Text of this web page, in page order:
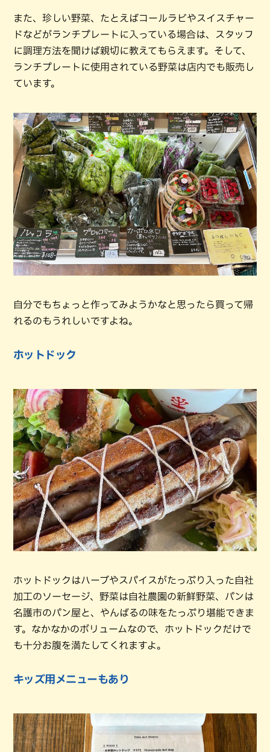
また、珍しい野菜、たとえばコールラビやスイスチャー
ドなどがランチプレートに入っている場合は、スタッフ
に調理方法を聞けば親切に教えてもらえます。そして、
ランチプレートに使用されている野菜は店内でも販売し
ています。
自分でもちょっと作ってみようかなと思ったら買って帰
れるのもうれしいですよね。
ホットドック
ホットドックはハーブやスパイスがたっぷり入った自社
加工のソーセージ、野菜は自社農園の新鮮野菜、パンは
名護市のパン屋と、やんばるの味をたっぷり堪能できま
す。なかなかのボリュームなので、ホットドックだけで
も十分お腹を満たしてくれますよ。
キッズ用メニューもあり